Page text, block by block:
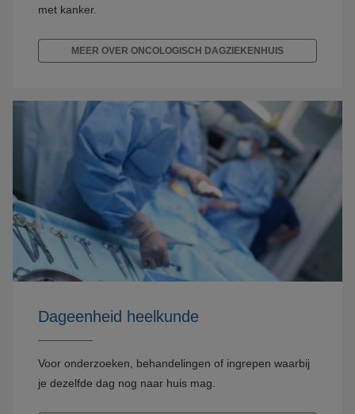
met kanker.
MEER OVER ONCOLOGISCH DAGZIEKENHUIS
Dageenheid heelkunde
Voor onderzoeken, behandelingen of ingrepen waarbij
je dezelfde dag nog naar huis mag.